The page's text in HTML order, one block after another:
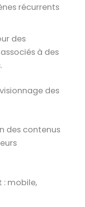
récurrents
des
à des
des
des contenus
mobile,